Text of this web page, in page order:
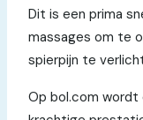
Dit is een prima
massages om te
spierpijn te
Op bol.com wordt